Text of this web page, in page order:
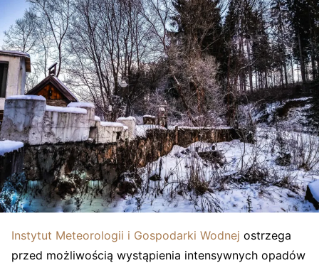
Instytut Meteorologii i Gospodarki Wodnej ostrzega
przed możliwością wystąpienia intensywnych opadów